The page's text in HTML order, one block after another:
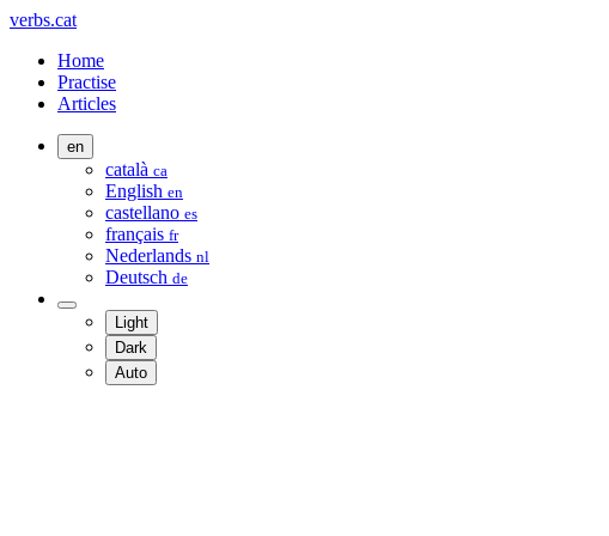
verbs.cat
Home
Practise
Articles
en
català ca
English en
castellano es
français fr
Nederlands nl
Deutsch de
Light
Dark
Auto